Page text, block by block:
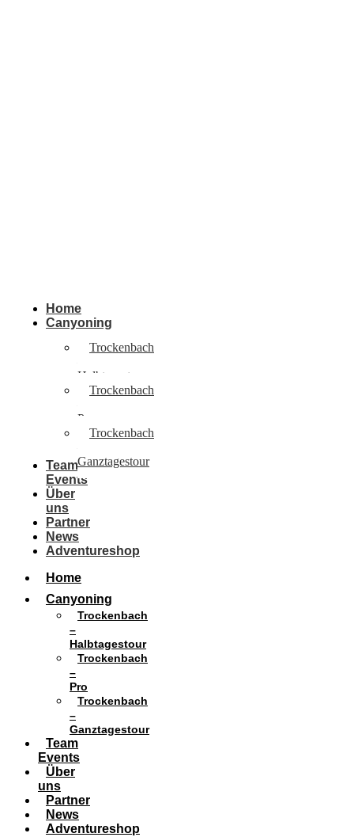
Home
Canyoning
Trockenbach
Halbtagestour
Trockenbach
Pro
Trockenbach
Ganztagestour
Team
Events
Über
uns
Partner
News
Adventureshop
Home
Canyoning
Trockenbach
–
Halbtagestour
Trockenbach
–
Pro
Trockenbach
–
Ganztagestour
Team
Events
Über
uns
Partner
News
Adventureshop